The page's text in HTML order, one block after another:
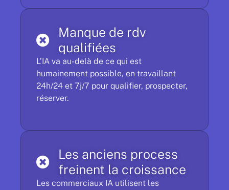
Manque de rdv
qualifiées
L’IA va au-delà de ce qui est
humainement possible, en travaillant
24h/24 et 7j/7 pour qualifier, prospecter,
réserver.
Les anciens process
freinent la croissance
Les commerciaux IA utilisent les